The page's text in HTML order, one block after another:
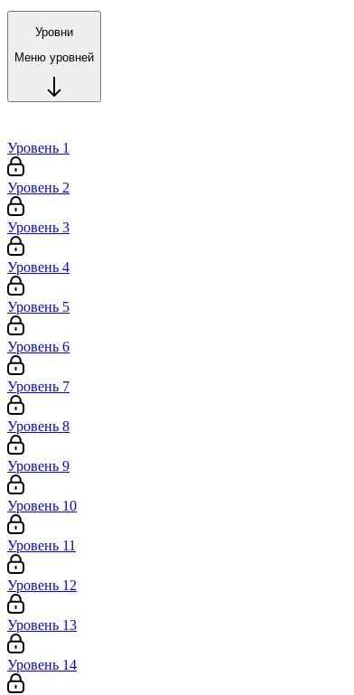
Уровни
Меню уровней
Уровень 1
Уровень 2
Уровень 3
Уровень 4
Уровень 5
Уровень 6
Уровень 7
Уровень 8
Уровень 9
Уровень 10
Уровень 11
Уровень 12
Уровень 13
Уровень 14